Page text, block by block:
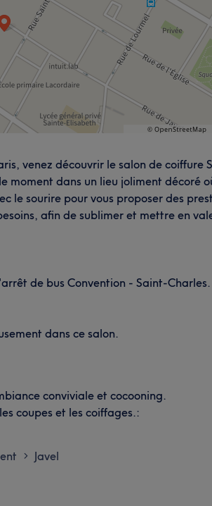
venez découvrir le salon de coiffure
moment dans un lieu joliment décoré
le sourire pour vous proposer des
afin de sublimer et mettre en
de bus Convention - Saint-Charles.
dans ce salon.
conviviale et cocooning.
coupes et les coiffages.:
> Javel